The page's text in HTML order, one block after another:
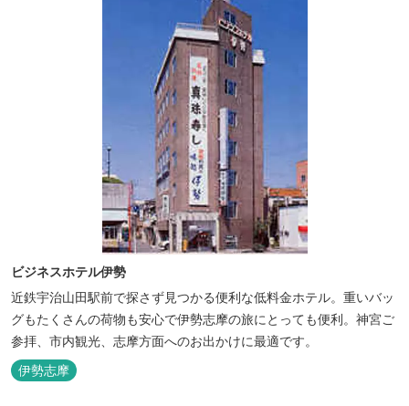
ビジネスホテル伊勢
近鉄宇治山田駅前で探さず見つかる便利な低料金ホテル。重いバッ
グもたくさんの荷物も安心で伊勢志摩の旅にとっても便利。神宮ご
参拝、市内観光、志摩方面へのお出かけに最適です。
伊勢志摩